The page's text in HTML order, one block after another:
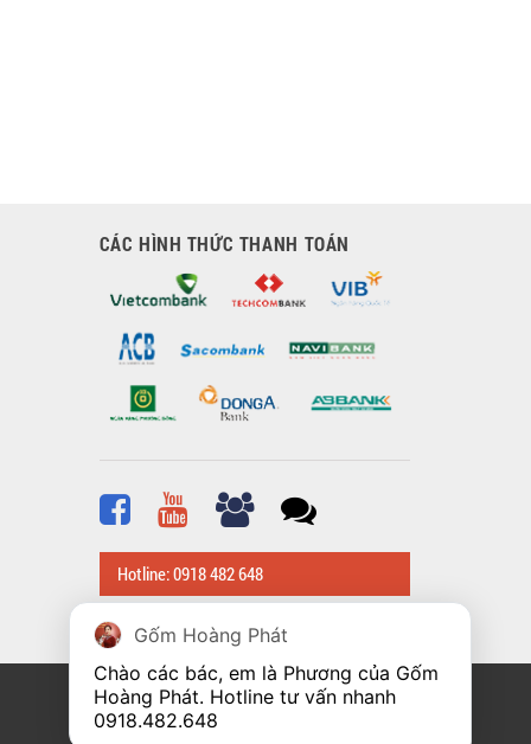
CÁC HÌNH THỨC THANH TOÁN
Hotline: 0918 482 648
Gốm Hoàng Phát
Chào các bác, em là Phương của Gốm
0918.482.648